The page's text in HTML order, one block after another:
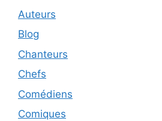
Auteurs
Blog
Chanteurs
Chefs
Comédiens
Comiques